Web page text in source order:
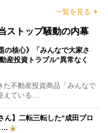
一覧を見る
ストップ騒動の内幕
の核心》「みんなで大家さ
産投資トラブル“異常なく
不動産投資商品「みんなで
えている…
ん】二転三転した“成田プロ
…